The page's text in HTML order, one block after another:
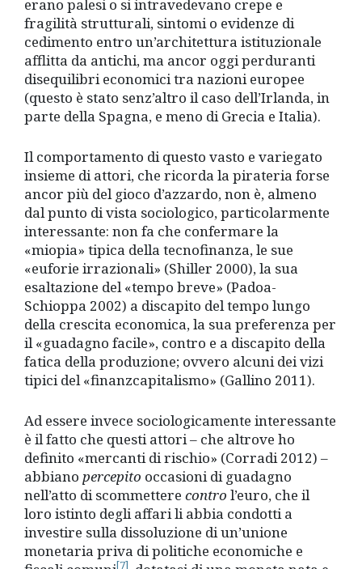
erano palesi o si intravedevano crepe e
fragilità strutturali, sintomi o evidenze di
cedimento entro un’architettura istituzionale
afflitta da antichi, ma ancor oggi perduranti
disequilibri economici tra nazioni europee
(questo è stato senz’altro il caso dell’Irlanda, in
parte della Spagna, e meno di Grecia e Italia).
Il comportamento di questo vasto e variegato
insieme di attori, che ricorda la pirateria forse
ancor più del gioco d’azzardo, non è, almeno
dal punto di vista sociologico, particolarmente
interessante: non fa che confermare la
«miopia» tipica della tecnofinanza, le sue
«euforie irrazionali» (Shiller 2000), la sua
esaltazione del «tempo breve» (Padoa-
Schioppa 2002) a discapito del tempo lungo
della crescita economica, la sua preferenza per
il «guadagno facile», contro e a discapito della
fatica della produzione; ovvero alcuni dei vizi
tipici del «finanzcapitalismo» (Gallino 2011).
Ad essere invece sociologicamente interessante
è il fatto che questi attori – che altrove ho
definito «mercanti di rischio» (Corradi 2012) –
abbiano percepito occasioni di guadagno
nell’atto di scommettere contro l’euro, che il
loro istinto degli affari li abbia condotti a
investire sulla dissoluzione di un’unione
monetaria priva di politiche economiche e
[7]